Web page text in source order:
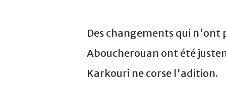
Des changements qui n'ont
Aboucherouan ont été
Karkouri ne corse l'adition.